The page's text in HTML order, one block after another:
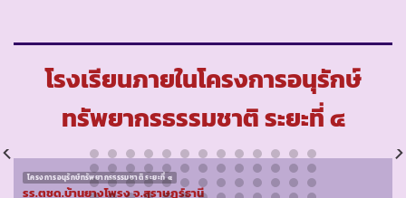
โรงเรียนภายในโครงการอนุรักษ์
ทรัพยากรธรรมชาติ ระยะที่ ๔
โครงการอนุรักษ์ทรัพยากรธรรมชาติ ระยะที่ ๔
รร.ตชด.บ้านยางโพรง จ.สุราษฏร์ธานี